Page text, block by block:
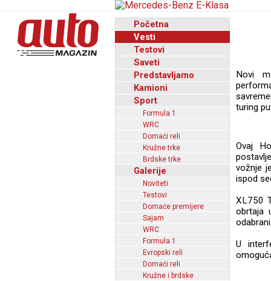
Početna
Vesti
Testovi
Saveti
Predstavljamo
Kamioni
Sport
Formula 1
WRC
Domaći reli
Kružne trke
Brdske trke
Galerije
Noviteti
Testovi
Domaće premijere
Sajam
WRC
Formula 1
Evropski reli
Domaći reli
Kružne i brdske
Novi
turing
Ovaj
vožnje
ispod
XL750
obrtaja
U